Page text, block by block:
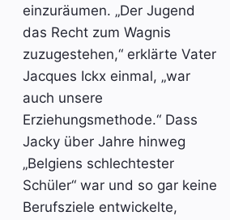
einzuräumen. „Der Jugend
das Recht zum Wagnis
zuzugestehen,“ erklärte Vater
Jacques Ickx einmal, „war
auch unsere
Erziehungsmethode.“ Dass
Jacky über Jahre hinweg
„Belgiens schlechtester
Schüler“ war und so gar keine
Berufsziele entwickelte,